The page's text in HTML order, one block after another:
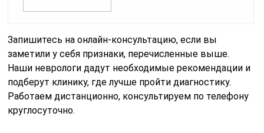
Запишитесь на онлайн-консультацию, если вы
заметили у себя признаки, перечисленные выше.
Наши неврологи дадут необходимые рекомендации и
подберут клинику, где лучше пройти диагностику.
Работаем дистанционно, консультируем по телефону
круглосуточно.